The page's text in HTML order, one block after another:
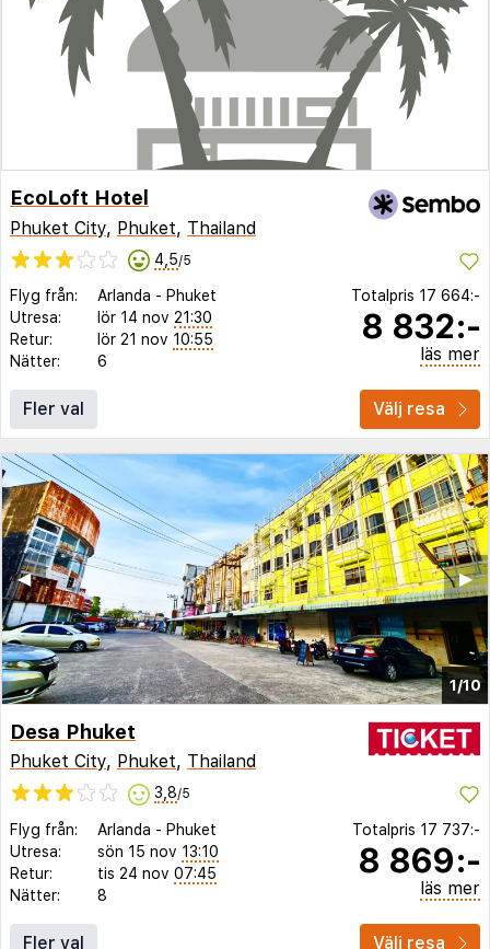
EcoLoft Hotel
Phuket City, Phuket, Thailand
4,5/5
Flyg från: Arlanda - Phuket
Utresa:
lör 14 nov 21:30
Retur:
lör 21 nov 10:55
Nätter:
6
Totalpris 17 664:-
8 832:-
läs mer
Fler val Välj resa
1/10
▶︎
◀︎
Desa Phuket
Phuket City, Phuket, Thailand
3,8/5
Flyg från: Arlanda - Phuket
Utresa:
sön 15 nov 13:10
Retur:
tis 24 nov 07:45
Nätter:
8
Totalpris 17 737:-
8 869:-
läs mer
Fler val Välj resa